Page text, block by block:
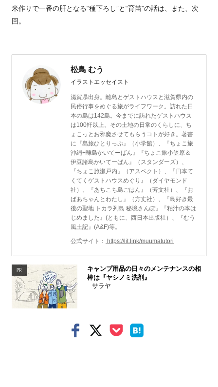
米作りで一番の肝となる“種下ろし”と“育苗”の話は、また、次
回。
松鳥 むう
イラストエッセイスト
滋賀県出身。離島とゲストハウスと滋賀県内の
民俗行事をめぐる旅がライフワーク。訪れた日
本の島は142島。今までに訪れたゲストハウス
は100軒以上。その土地の日常のくらしに、ち
ょこっとお邪魔させてもらうコトが好き。著書
に『島旅ひとりっぷ』（小学館）、『ちょこ旅
沖縄+離島かいてーばん』『ちょこ旅小笠原＆
伊豆諸島かいてーばん』（スタンダーズ）、
『ちょこ旅瀬戸内』（アスペクト）、『日本て
くてくゲストハウスめぐり』（ダイヤモンド
社）、『あちこち島ごはん』（芳文社）、『お
ばあちゃんとわたし』（方丈社）、『島好き最
後の聖地 トカラ列島 秘境さんぽ』『粕汁の本は
じめました』(ともに、西日本出版社）、『むう
風土記』(A&F)等。
公式サイト： https://lit.link/muumatutori
PR
キャンプ用品の日々のメンテナンスの相
棒は『ヤシノミ洗剤』
サラヤ